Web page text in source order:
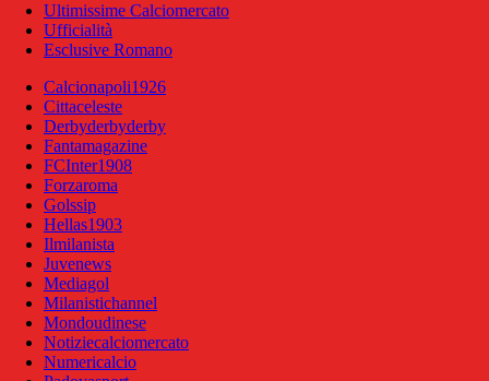
Ultimissime Calciomercato
Ufficialità
Esclusive Romano
Calcionapoli1926
Cittaceleste
Derbyderbyderby
Fantamagazine
FCInter1908
Forzaroma
Golssip
Hellas1903
Ilmilanista
Juvenews
Mediagol
Milanistichannel
Mondoudinese
Notiziecalciomercato
Numericalcio